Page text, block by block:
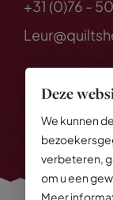
Deze
We kunnen
verbeteren,
om u een
Meer
+31 (0)76 -